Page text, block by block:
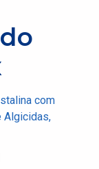
com
Algicidas,